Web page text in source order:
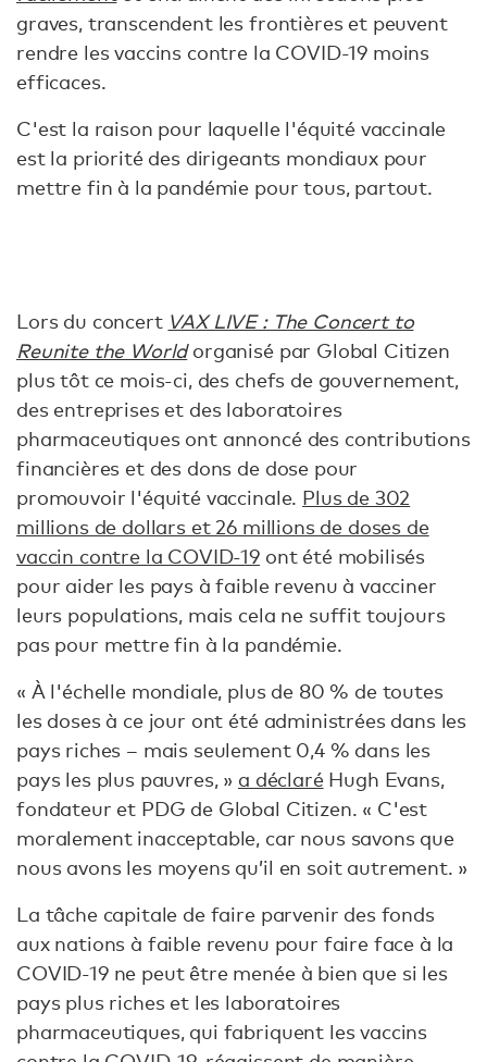
graves, transcendent les frontières et peuvent
rendre les vaccins contre la COVID-19 moins
efficaces.
C'est la raison pour laquelle l'équité vaccinale
est la priorité des dirigeants mondiaux pour
mettre fin à la pandémie pour tous, partout.
Lors du concert VAX LIVE : The Concert to
Reunite the Worldorganisé par Global Citizen
plus tôt ce mois-ci, des chefs de gouvernement,
des entreprises et des laboratoires
pharmaceutiques ont annoncé des contributions
financières et des dons de dose pour
promouvoir l'équité vaccinale. Plus de 302
millions de dollars et 26 millions de doses de
vaccin contre la COVID-19 ont été mobilisés
pour aider les pays à faible revenu à vacciner
leurs populations, mais cela ne suffit toujours
pas pour mettre fin à la pandémie.
« À l'échelle mondiale, plus de 80 % de toutes
les doses à ce jour ont été administrées dans les
pays riches – mais seulement 0,4 % dans les
pays les plus pauvres, » a déclaréHugh Evans,
fondateur et PDG de Global Citizen. « C'est
moralement inacceptable, car nous savons que
nous avons les moyens qu’il en soit autrement. »
La tâche capitale de faire parvenir des fonds
aux nations à faible revenu pour faire face à la
COVID-19 ne peut être menée à bien que si les
pays plus riches et les laboratoires
pharmaceutiques, qui fabriquent les vaccins